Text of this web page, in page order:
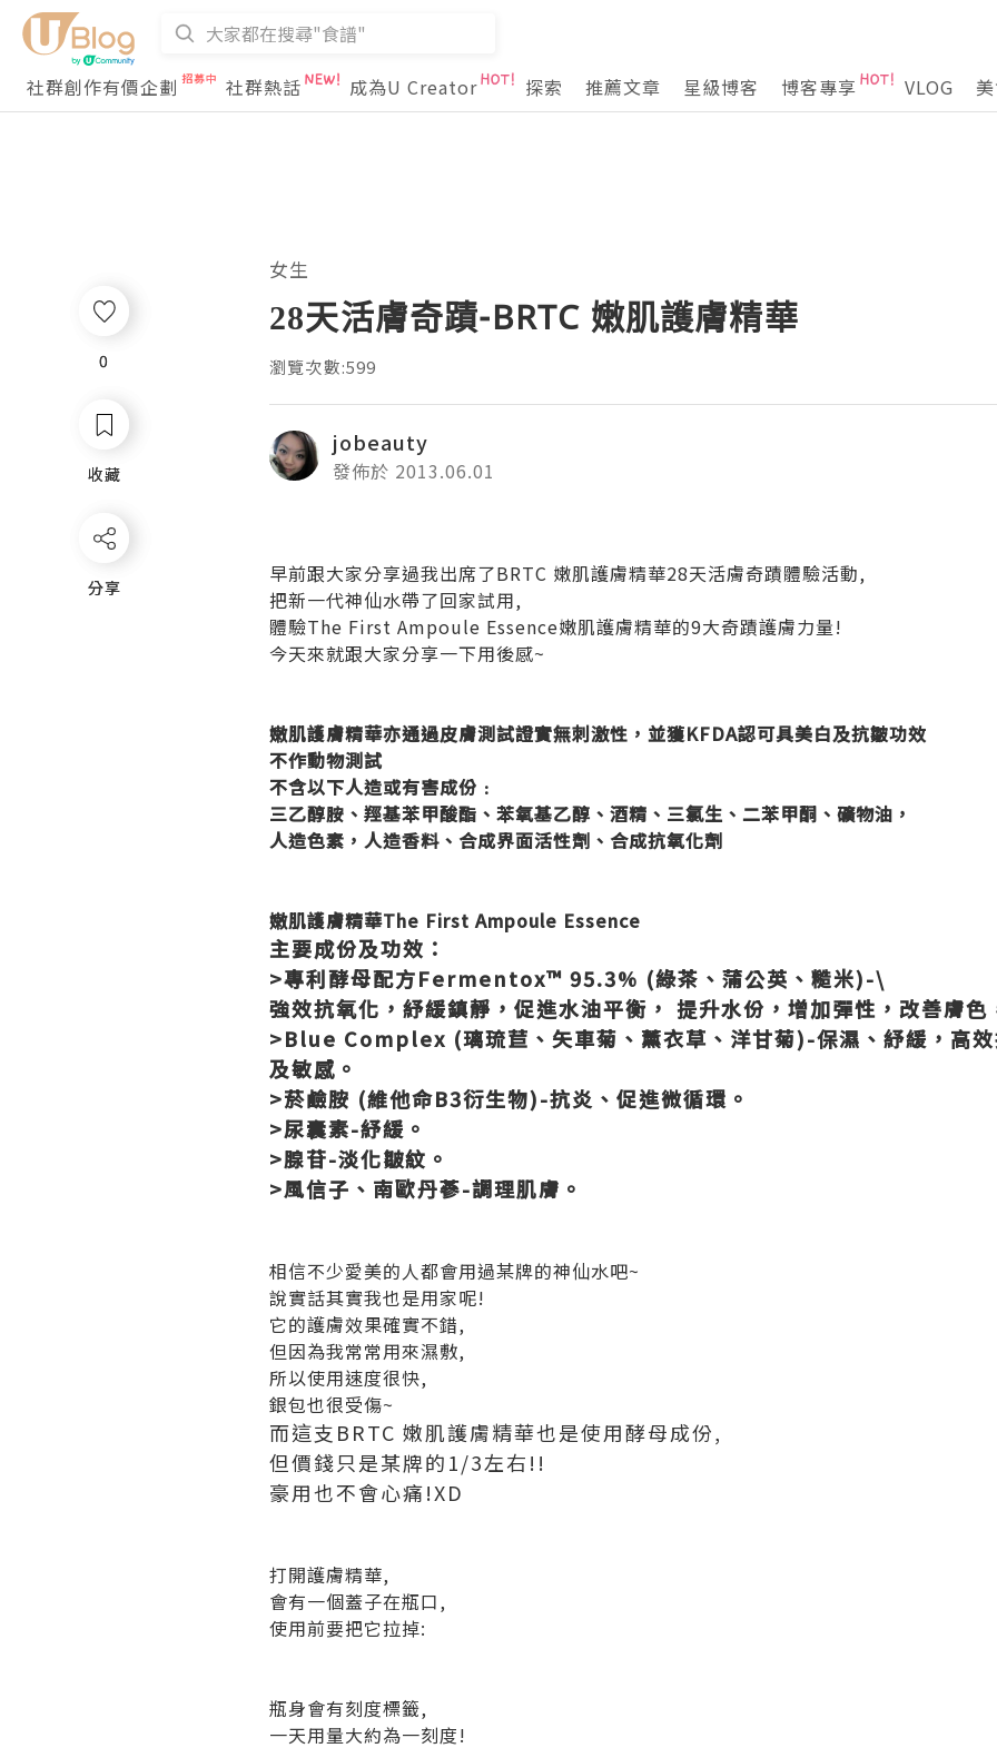
社群創作有價企劃
社群熱話 成為U Creator 探索 推薦文章 星級博客 博客專享 VLOG
0
收藏
分享
女生
28天活膚奇蹟-BRTC 嫩肌護膚精華
瀏覽次數:599
jobeauty
發佈於 2013.06.01
早前跟大家分享過我出席了BRTC 嫩肌護膚精華28天活膚奇蹟體驗活動,
把新一代神仙水帶了回家試用,
體驗The First Ampoule Essence嫩肌護膚精華的9大奇蹟護膚力量!
今天來就跟大家分享一下用後感~
嫩肌護膚精華亦通過皮膚測試證實無刺激性，並獲KFDA認可具美白及抗皺功效
不作動物測試
不含以下人造或有害成份﹕
三乙醇胺、羥基苯甲酸酯、苯氧基乙醇、酒精、三氯生、二苯甲酮、礦物油，
人造色素，人造香料、合成界面活性劑、合成抗氧化劑
嫩肌護膚精華The First Ampoule Essence
主要成份及功效：
>專利酵母配方Fermentox™ 95.3% (綠茶、蒲公英、糙米)-\
強效抗氧化，紓緩鎮靜，促進水油平衡， 提升水份，增加彈性，改善膚色
>Blue Complex (璃琉苣、矢車菊、薰衣草、洋甘菊)-保濕、紓緩，高效
及敏感。
>菸鹼胺 (維他命B3衍生物)-抗炎、促進微循環。
>尿囊素-紓緩。
>腺苷-淡化皺紋。
>風信子、南歐丹蔘-調理肌膚。
相信不少愛美的人都會用過某牌的神仙水吧~
說實話其實我也是用家呢!
它的護膚效果確實不錯,
但因為我常常用來濕敷,
所以使用速度很快,
銀包也很受傷~
而這支BRTC 嫩肌護膚精華也是使用酵母成份,
但價錢只是某牌的1/3左右!!
豪用也不會心痛!XD
打開護膚精華,
會有一個蓋子在瓶口,
使用前要把它拉掉:
瓶身會有刻度標籤,
一天用量大約為一刻度!
0
收藏
分享